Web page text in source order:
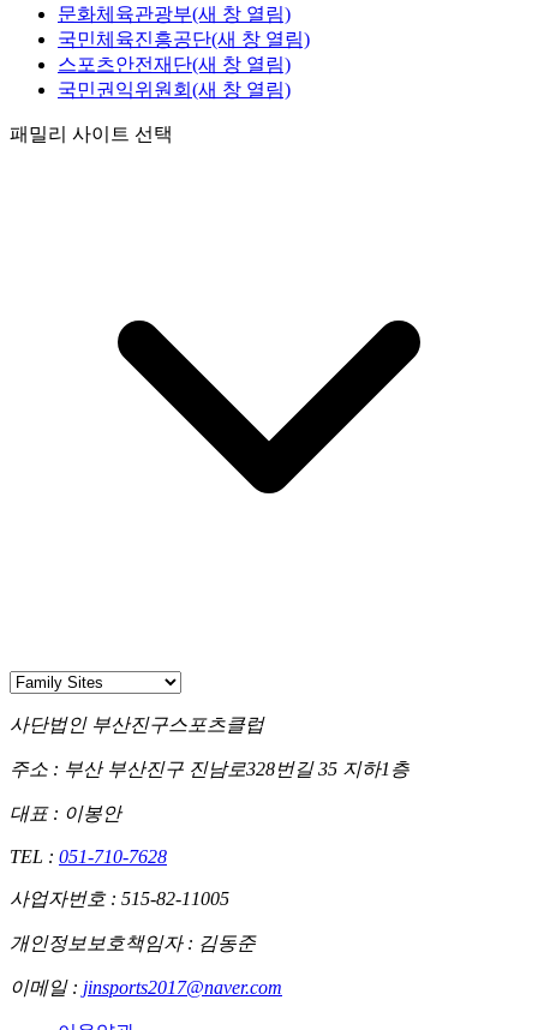
문화체육관광부(새 창 열림)
국민체육진흥공단(새 창 열림)
스포츠안전재단(새 창 열림)
국민권익위원회 (새 창 열림)
패밀리 사이트 선택
사단법인 부산진구스포츠클럽
주소 : 부산 부산진구 진남로328번길 35 지하1층
대표 : 이봉안
TEL : 051-710-7628
사업자번호 : 515-82-11005
개인정보보호책임자 : 김동준
이메일 : jinsports2017@naver.com